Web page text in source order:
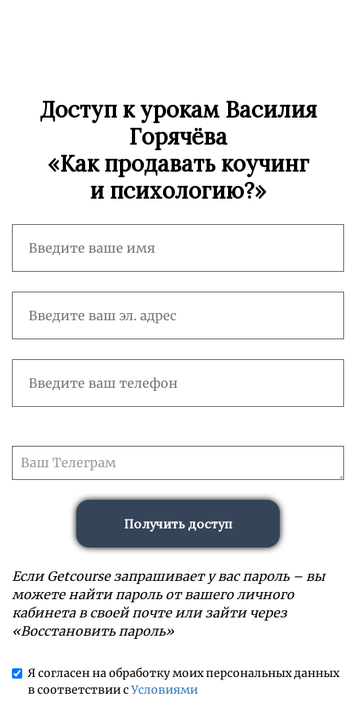
Доступ к урокам Василия
Горячёва
«Как продавать коучинг
и психологию?»
Получить доступ
Если Getcourse запрашивает у вас пароль – вы
можете найти пароль от вашего личного
кабинета в своей почте или зайти через
«Восстановить пароль»
Я согласен на обработку моих персональных данных
в соответствии сУсловиями